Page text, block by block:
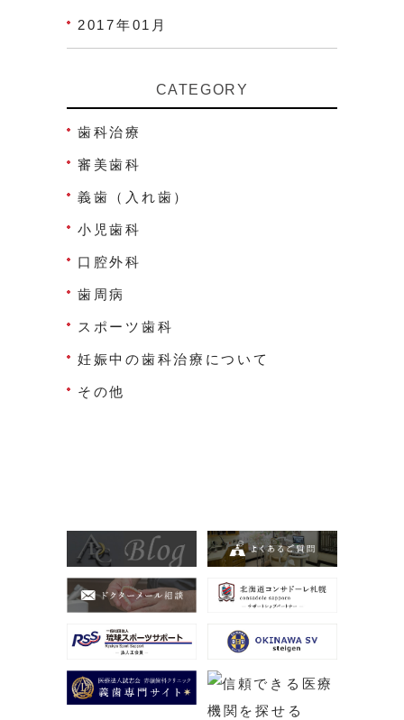
2017年01月
CATEGORY
歯科治療
審美歯科
義歯（入れ歯）
小児歯科
口腔外科
歯周病
スポーツ歯科
妊娠中の歯科治療について
その他